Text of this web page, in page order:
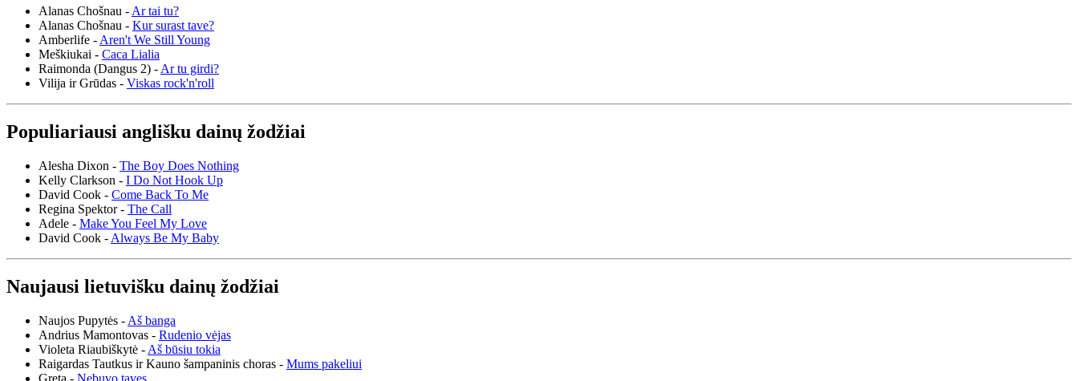
Alanas Chošnau -Ar tai tu?
Alanas Chošnau - Kur surast tave?
Amberlife -Aren't We Still Young
Meškiukai - Caca Lialia
Raimonda (Dangus 2) -Ar tu girdi?
Vilija ir Grūdas - Viskas rock'n'roll
Populiariausi anglišku dainų žodžiai
Alesha Dixon - The Boy Does Nothing
Kelly Clarkson - I Do Not Hook Up
David Cook - Come Back To Me
Regina Spektor - The Call
Adele - Make You Feel My Love
David Cook - Always Be My Baby
Naujausi lietuvišku dainų žodžiai
Naujos Pupytės - Aš banga
Andrius Mamontovas - Rudenio vėjas
Violeta Riaubiškytė - Aš būsiu tokia
Raigardas Tautkus ir Kauno šampaninis choras - Mums pakeliui
Greta - Nebuvo tavęs